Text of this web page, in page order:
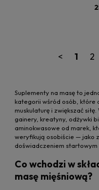
< 1 2
Suplementy na masę to
kategorii wśród osób, które
muskulaturę i zwiększać
gainery, kreatyny, odżywki
aminokwasowe od marek,
weryfikują osobiście — jako
doświadczeniem startowym
Co wchodzi w
masę mięśniową?